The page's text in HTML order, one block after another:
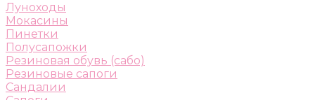
Луноходы
Мокасины
Пинетки
Полусапожки
Резиновая обувь (сабо)
Резиновые сапоги
Сандалии